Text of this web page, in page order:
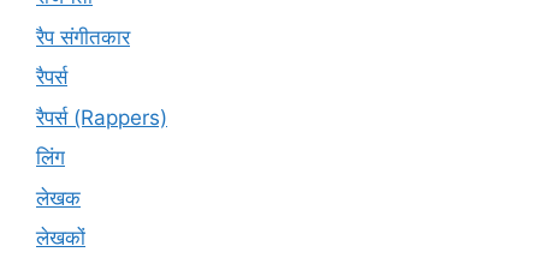
रैप संगीतकार
रैपर्स
रैपर्स (Rappers)
लिंग
लेखक
लेखकों